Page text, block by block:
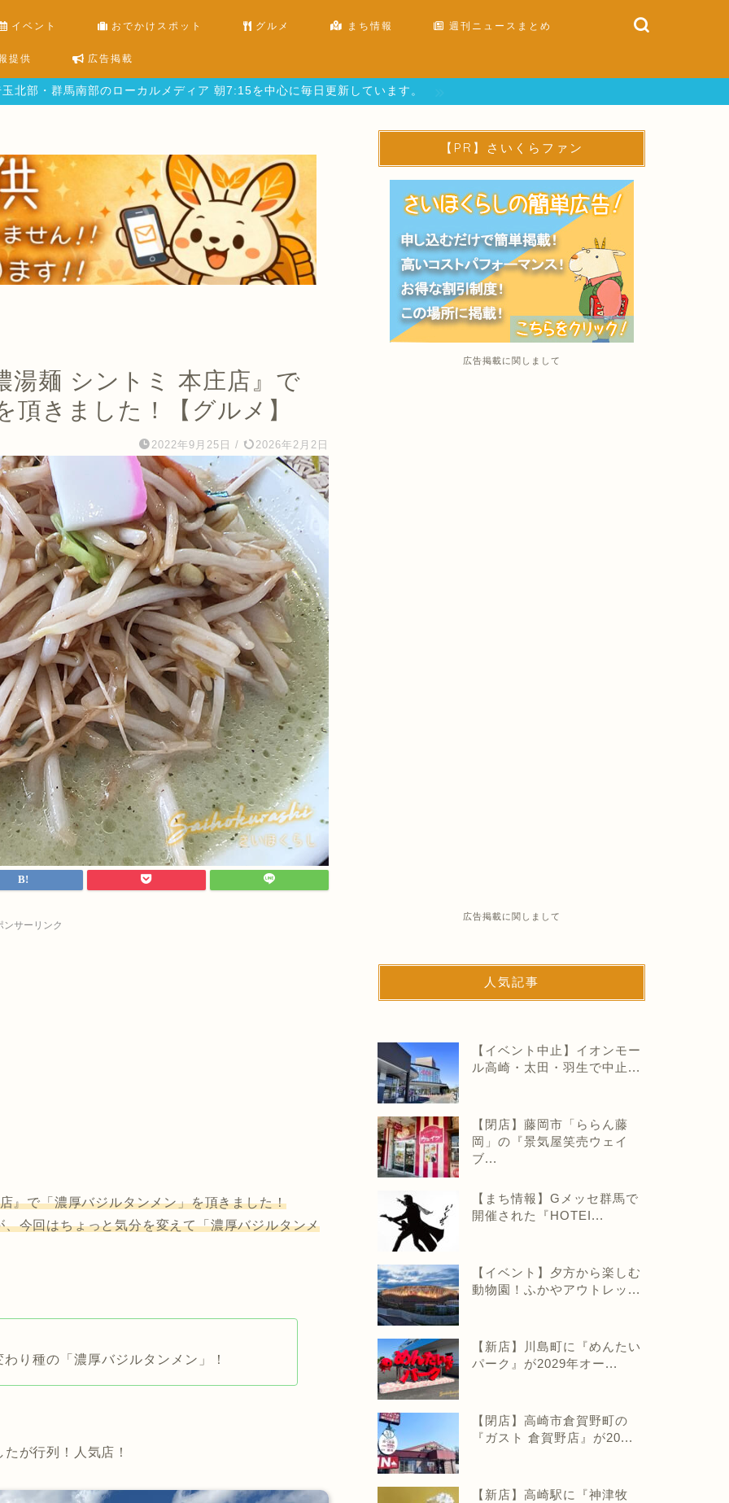
イベント おでかけスポット グルメ まち情報 週刊ニュースまとめ
提供 広告掲載
北部・群馬南部のローカルメディア 朝7:15を中心に毎日更新しています。
湯麺 シントミ 本庄店』で
きました！【グルメ】
2022年9月25日 / 2026年2月2日
ンサーリンク
』で「濃厚バジルタンメン」を頂きました！
今回はちょっと気分を変えて「濃厚バジルタンメ
り種の「濃厚バジルタンメン」！
が行列！人気店！
【PR】さいくらファン
広告掲載に関しまして
広告掲載に関しまして
人気記事
【イベント中止】イオンモー
ル高崎・太田・羽生で中止...
【閉店】藤岡市「ららん藤
岡」の『景気屋笑売ウェイ
ブ...
【まち情報】Gメッセ群馬で
開催された『HOTEI...
【イベント】夕方から楽しむ
動物園！ふかやアウトレッ...
【新店】川島町に『めんたい
パーク』が2029年オー...
【閉店】高崎市倉賀野町の
『ガスト 倉賀野店』が20...
【新店】高崎駅に『神津牧